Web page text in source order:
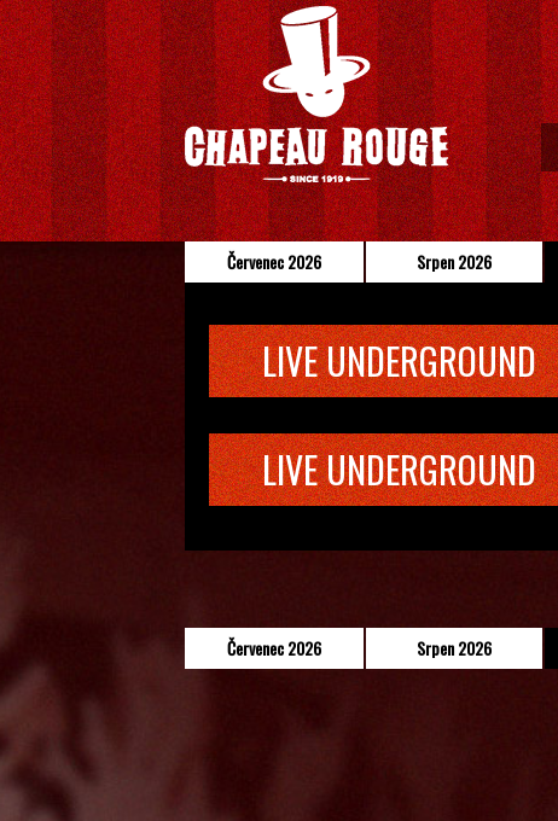
Červenec 2026 Srpen 2026
LIVE UNDERGROUND
LIVE UNDERGROUND
Červenec 2026 Srpen 2026